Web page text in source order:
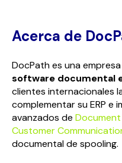
Acerca de
DocPath es una
software documental
clientes internacionales
complementar su ERP e
avanzados de
Customer
documental de spooling.